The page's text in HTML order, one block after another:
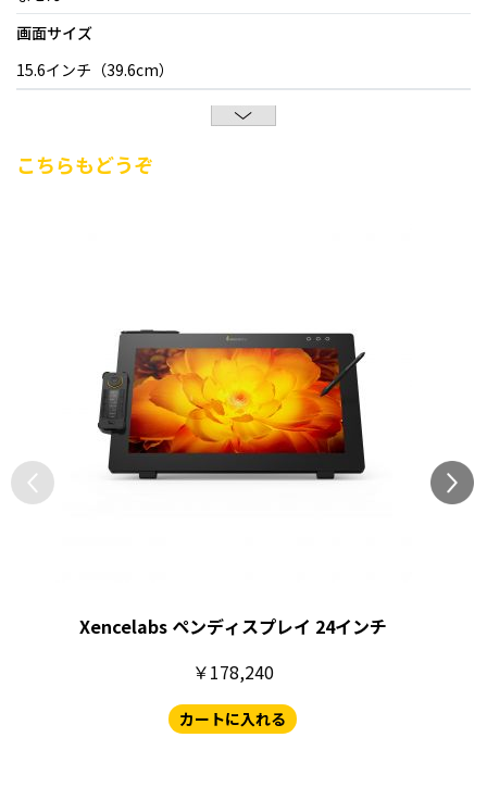
画面サイズ
15.6インチ（39.6cm）
こちらもどうぞ
Xencelabs ペンディスプレイ 24インチ
￥178,240
カートに入れる